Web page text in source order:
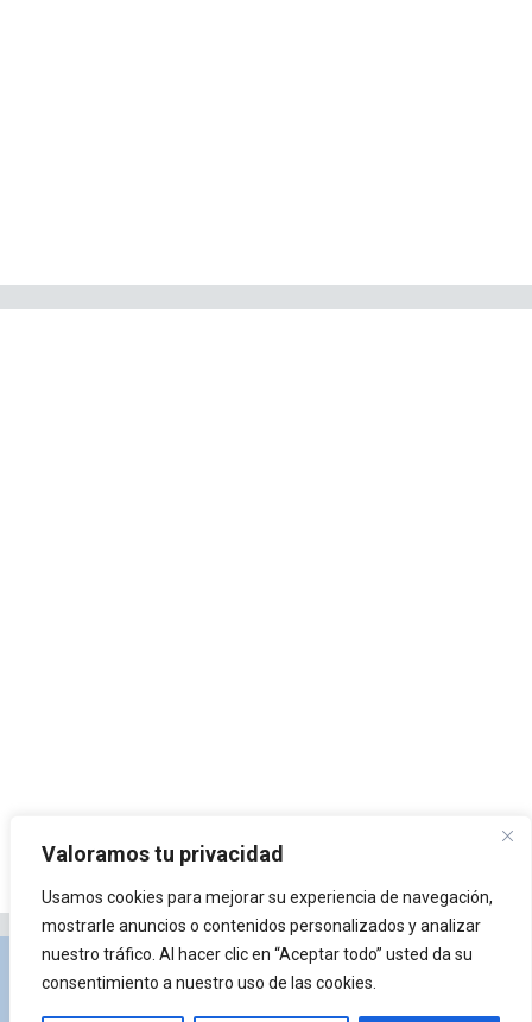
Valoramos tu privacidad
Usamos cookies para mejorar su experiencia de navegación,
mostrarle anuncios o contenidos personalizados y analizar
nuestro tráfico. Al hacer clic en “Aceptar todo” usted da su
consentimiento a nuestro uso de las cookies.
Privacidad y Política de Cookies Portal de
arquitectura Lista de Temas ¿Qué es Arkiplus?